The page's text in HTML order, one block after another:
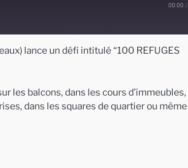
00:00 /
lance un défi intitulé “100 REFUGES
les balcons, dans les cours d’immeubles,
dans les squares de quartier ou même